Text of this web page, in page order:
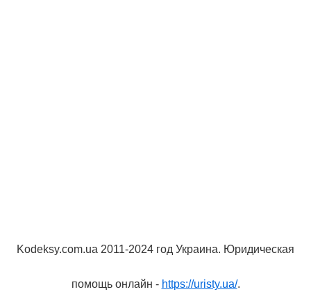
Kodeksy.com.ua 2011-2024 год Украина. Юридическая
помощь онлайн - https://uristy.ua/.